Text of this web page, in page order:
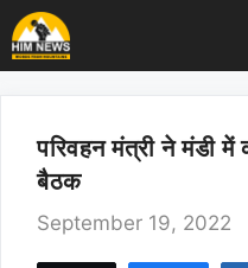
Skip
to
content
परिवहन मंत्री ने मंडी में
बैठक
September 19, 2022